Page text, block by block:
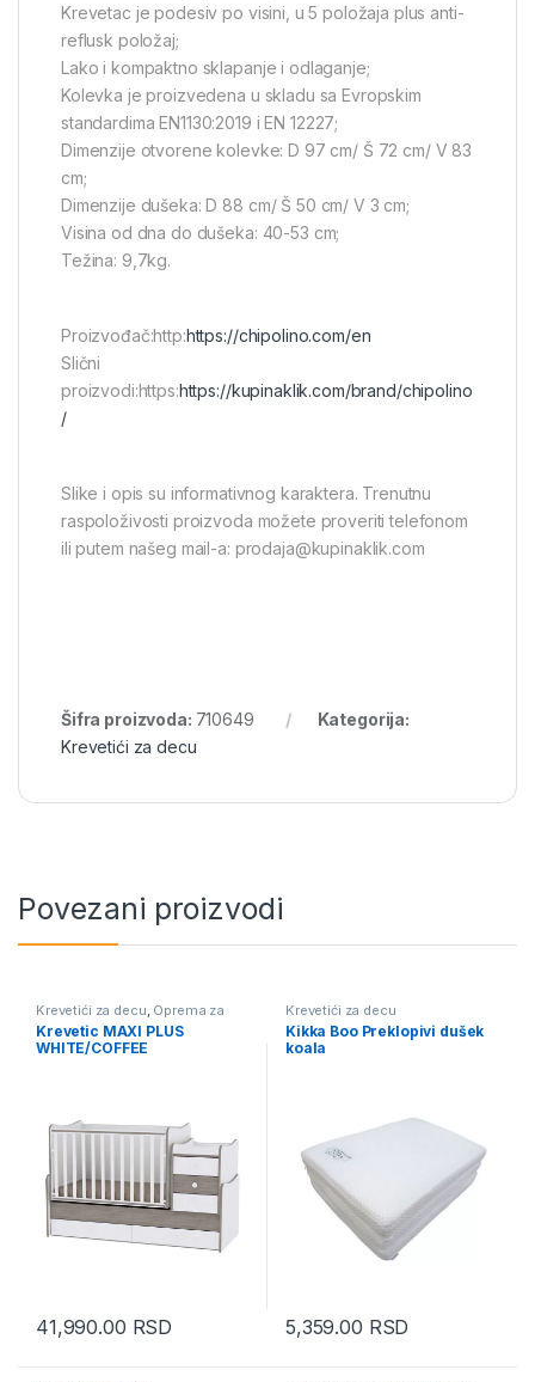
Krevetac je podesiv po visini, u 5 položaja plus anti-
reflusk položaj;
Lako i kompaktno sklapanje i odlaganje;
Kolevka je proizvedena u skladu sa Evropskim
standardima EN1130:2019 i EN 12227;
Dimenzije otvorene kolevke: D 97 cm/ Š 72 cm/ V 83
cm;
Dimenzije dušeka: D 88 cm/ Š 50 cm/ V 3 cm;
Visina od dna do dušeka: 40-53 cm;
Težina: 9,7kg.
Proizvođač:http:https://chipolino.com/en
Slični
proizvodi:https:https://kupinaklik.com/brand/chipolino
/
Slike i opis su informativnog karaktera. Trenutnu
raspoloživosti proizvoda možete proveriti telefonom
ili putem našeg mail-a: prodaja@kupinaklik.com
Šifra proizvoda: 710649
Kategorija:
Krevetići za decu
Povezani proizvodi
Krevetići za decu Oprema za
bebe i decu
Krevetic MAXI PLUS
WHITE/COFFEE
41,990.00 RSD
Krevetići za decu
Kikka Boo Preklopivi dušek
koala
5,359.00 RSD